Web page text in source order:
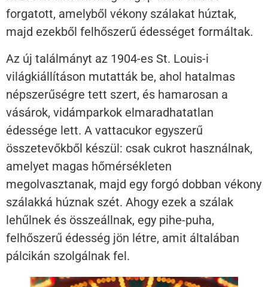
forgatott, amelyből vékony szálakat húztak,
majd ezekből felhőszerű édességet formáltak.
Az új találmányt az 1904-es St. Louis-i
világkiállításon mutatták be, ahol hatalmas
népszerűségre tett szert, és hamarosan a
vásárok, vidámparkok elmaradhatatlan
édessége lett. A vattacukor egyszerű
összetevőkből készül: csak cukrot használnak,
amelyet magas hőmérsékleten
megolvasztanak, majd egy forgó dobban vékony
szálakká húznak szét. Ahogy ezek a szálak
lehűlnek és összeállnak, egy pihe-puha,
felhőszerű édesség jön létre, amit általában
pálcikán szolgálnak fel.